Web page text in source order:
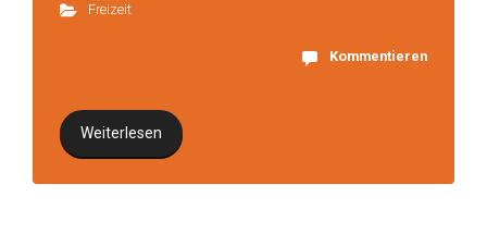
Freizeit
Kommentieren
Weiterlesen